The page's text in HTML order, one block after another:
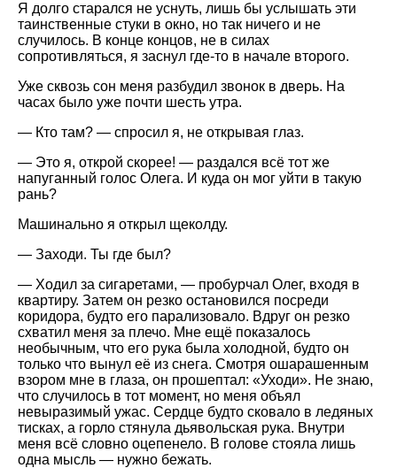
Я долго старался не уснуть, лишь бы услышать эти
таинственные стуки в окно, но так ничего и не
случилось. В конце концов, не в силах
сопротивляться, я заснул где-то в начале второго.
Уже сквозь сон меня разбудил звонок в дверь. На
часах было уже почти шесть утра.
— Кто там? — спросил я, не открывая глаз.
— Это я, открой скорее! — раздался всё тот же
напуганный голос Олега. И куда он мог уйти в такую
рань?
Машинально я открыл щеколду.
— Заходи. Ты где был?
— Ходил за сигаретами, — пробурчал Олег, входя в
квартиру. Затем он резко остановился посреди
коридора, будто его парализовало. Вдруг он резко
схватил меня за плечо. Мне ещё показалось
необычным, что его рука была холодной, будто он
только что вынул её из снега. Смотря ошарашенным
взором мне в глаза, он прошептал: «Уходи». Не знаю,
что случилось в тот момент, но меня объял
невыразимый ужас. Сердце будто сковало в ледяных
тисках, а горло стянула дьявольская рука. Внутри
меня всё словно оцепенело. В голове стояла лишь
одна мысль — нужно бежать.